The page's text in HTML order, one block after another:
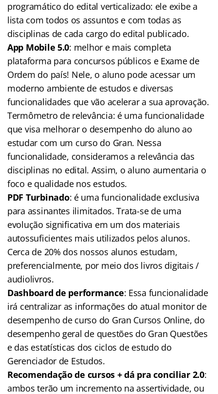
programático do edital verticalizado: ele exibe a
lista com todos os assuntos e com todas as
disciplinas de cada cargo do edital publicado.
App Mobile 5.0: melhor e mais completa
plataforma para concursos públicos e Exame de
Ordem do país! Nele, o aluno pode acessar um
moderno ambiente de estudos e diversas
funcionalidades que vão acelerar a sua aprovação.
Termômetro de relevância: é uma funcionalidade
que visa melhorar o desempenho do aluno ao
estudar com um curso do Gran. Nessa
funcionalidade, consideramos a relevância das
disciplinas no edital. Assim, o aluno aumentaria o
foco e qualidade nos estudos.
PDF Turbinado: é uma funcionalidade exclusiva
para assinantes ilimitados. Trata-se de uma
evolução significativa em um dos materiais
autossuficientes mais utilizados pelos alunos.
Cerca de 20% dos nossos alunos estudam,
preferencialmente, por meio dos livros digitais /
audiolivros.
Dashboard de performance: Essa funcionalidade
irá centralizar as informações do atual monitor de
desempenho de curso do Gran Cursos Online, do
desempenho geral de questões do Gran Questões
e das estatísticas dos ciclos de estudo do
Gerenciador de Estudos.
Recomendação de cursos + dá pra conciliar 2.0:
ambos terão um incremento na assertividade, ou